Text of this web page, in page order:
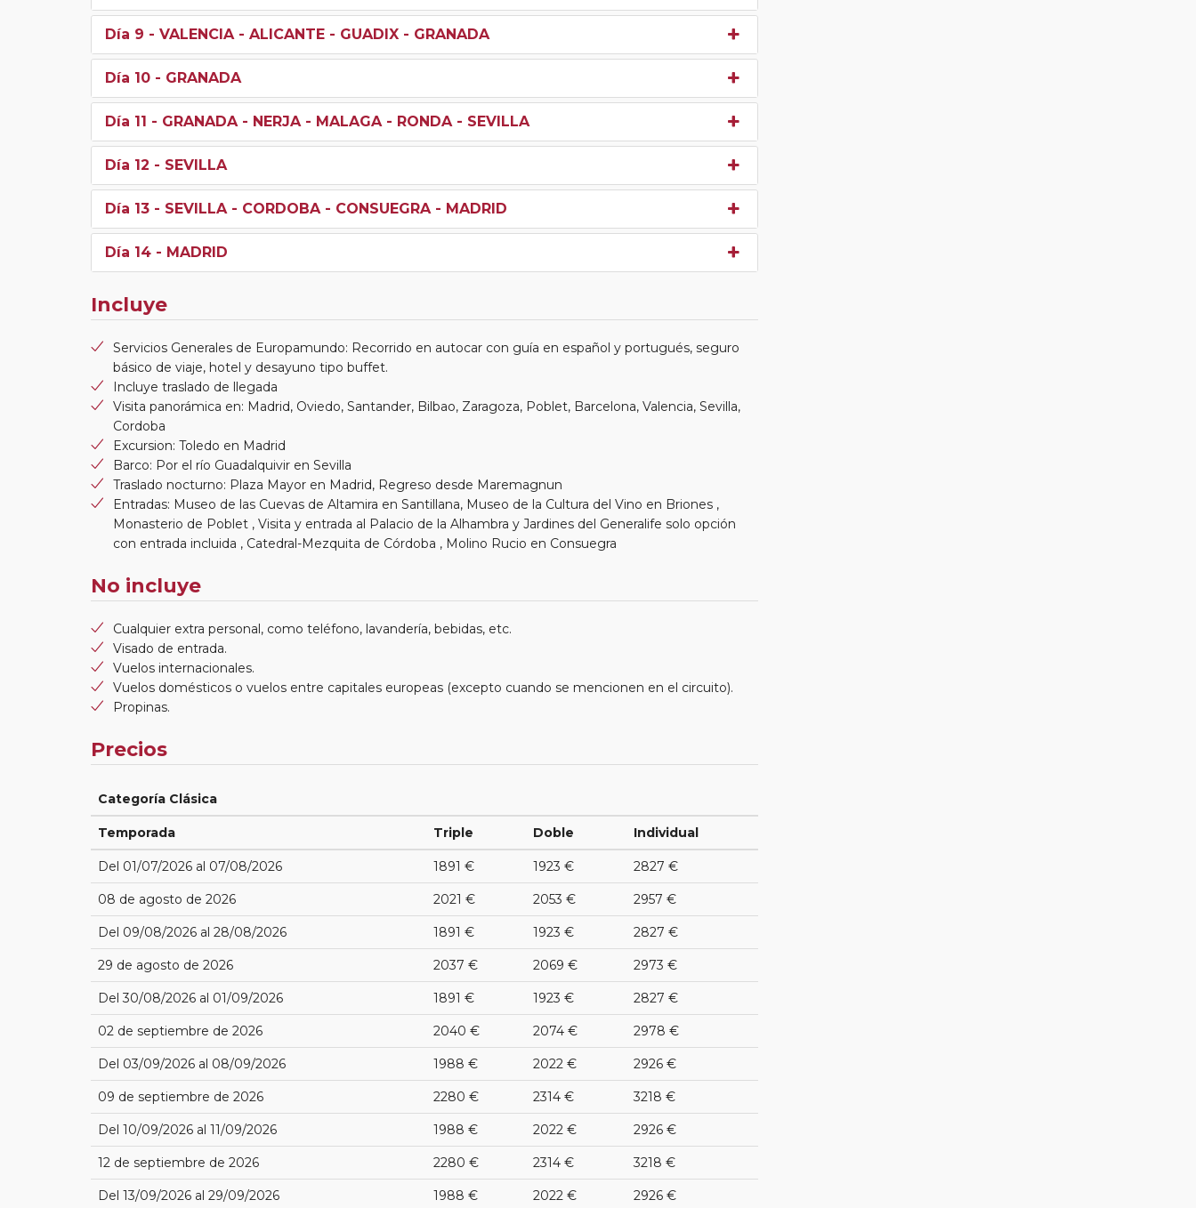
Día 9 - VALENCIA - ALICANTE - GUADIX - GRANADA
Día 10 - GRANADA
Día 11 - GRANADA - NERJA - MALAGA - RONDA - SEVILLA
Día 12 - SEVILLA
Día 13 - SEVILLA - CORDOBA - CONSUEGRA - MADRID
Día 14 - MADRID
Incluye
Servicios Generales de Europamundo: Recorrido en autocar con guía en español y portugués, seguro
básico de viaje, hotel y desayuno tipo buffet.
Incluye traslado de llegada
Visita panorámica en: Madrid, Oviedo, Santander, Bilbao, Zaragoza, Poblet, Barcelona, Valencia, Sevilla,
Cordoba
Excursion: Toledo en Madrid
Barco: Por el río Guadalquivir en Sevilla
Traslado nocturno: Plaza Mayor en Madrid, Regreso desde Maremagnun
Entradas: Museo de las Cuevas de Altamira en Santillana, Museo de la Cultura del Vino en Briones ,
Monasterio de Poblet , Visita y entrada al Palacio de la Alhambra y Jardines del Generalife solo opción
con entrada incluida , Catedral-Mezquita de Córdoba , Molino Rucio en Consuegra
No incluye
Cualquier extra personal, como teléfono, lavandería, bebidas, etc.
Visado de entrada.
Vuelos internacionales.
Vuelos domésticos o vuelos entre capitales europeas (excepto cuando se mencionen en el circuito).
Propinas.
Precios
Categoría Clásica
Temporada Triple Doble Individual
Del 01/07/2026 al 07/08/2026 1891 € 1923 € 2827 €
08 de agosto de 2026 2021 € 2053 € 2957 €
Del 09/08/2026 al 28/08/2026 1891 € 1923 € 2827 €
29 de agosto de 2026 2037 € 2069 € 2973 €
Del 30/08/2026 al 01/09/2026 1891 € 1923 € 2827 €
02 de septiembre de 2026 2040 € 2074 € 2978 €
Del 03/09/2026 al 08/09/2026 1988 € 2022 € 2926 €
09 de septiembre de 2026 2280 € 2314 € 3218 €
Del 10/09/2026 al 11/09/2026 1988 € 2022 € 2926 €
12 de septiembre de 2026 2280 € 2314 € 3218 €
Del 13/09/2026 al 29/09/2026 1988 € 2022 € 2926 €